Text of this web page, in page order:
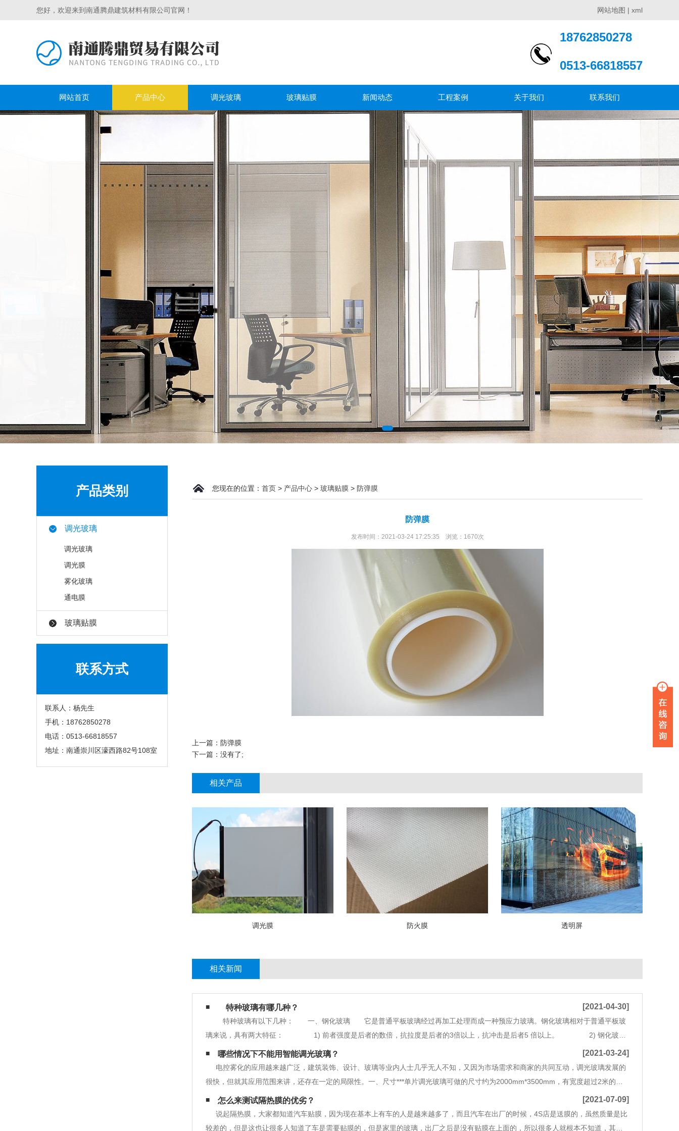
您好，欢迎来到南通腾鼎建筑材料有限公司官网！ 网站地图 | xml
18762850278
0513-66818557
网站首页 产品中心 调光玻璃 玻璃贴膜 新闻动态 工程案例 关于我们 联系我们
产品类别
调光玻璃
调光玻璃
调光膜
雾化玻璃
通电膜
玻璃贴膜
联系方式
联系人：杨先生
手机：18762850278
电话：0513-66818557
地址：南通崇川区濠西路82号108室
您现在的位置： 首页 > 产品中心 > 玻璃贴膜 > 防弹膜
防弹膜
发布时间：2021-03-24 17:25:35 浏览：1670次
上一篇： 防弹膜
下一篇：没有了;
相关产品
调光膜 防火膜 透明屏
相关新闻
特种玻璃有哪几种？ [2021-04-30]
特种玻璃有以下几种： 一、钢化玻璃 它是普通平板玻璃经过再加工处理而成一种预应力玻璃。钢化玻璃相对于普通平板玻
璃来说，具有两大特征： 1) 前者强度是后者的数倍，抗拉度是后者的3倍以上，抗冲击是后者5 倍以上。 2) 钢化玻璃
不容易破碎，即使破碎也会以无锐角的颗粒形式碎裂，对人 体伤害大大降低。 二、磨砂玻璃 它也是在普通平板玻璃上面再磨砂
加工而成。一般厚度多在9厘以下，
哪些情况下不能用智能调光玻璃？ [2021-03-24]
电控雾化的应用越来越广泛，建筑装饰、设计、玻璃等业内人士几乎无人不知，又因为市场需求和商家的共同互动，调光玻璃发展的
很快，但就其应用范围来讲，还存在一定的局限性。一、尺寸***单片调光玻璃可做的尺寸约为2000mm*3500mm，有宽度超过2米的原
片玻璃，但却没有这么大的雾化玻璃。雾化玻璃的尺寸越大，生产和使用存在的风险也越大。因为雾化玻璃中液晶不具备粘接力，在过
大的压力下有分层的隐患，加上大尺寸
怎么来测试隔热膜的优劣？ [2021-07-09]
说起隔热膜，大家都知道汽车贴膜，因为现在基本上有车的人是越来越多了，而且汽车在出厂的时候，4S店是送膜的，虽然质量是比
较差的，但是这也让很多人知道了车是需要贴膜的，但是家里的玻璃，出厂之后是没有贴膜在上面的，所以很多人就根本不知道，其实